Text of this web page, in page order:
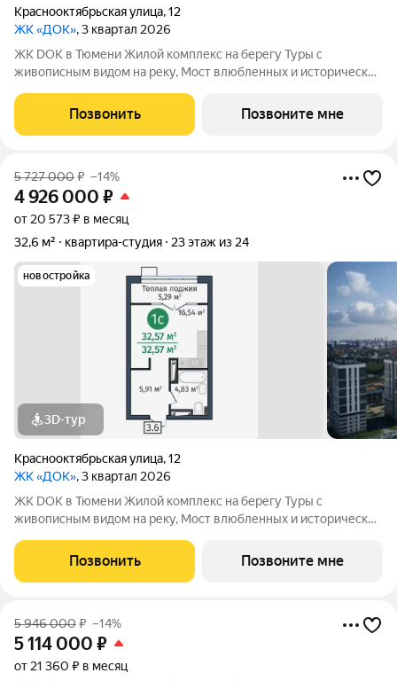
Краснооктябрьская улица,12
ЖК «ДОК», 3 квартал 2026
ЖК DOK в Тюмени Жилой комплекс на берегу Туры с
живописным видом на реку, Мост влюбленных и исторический
принципиально новой организацией общественных зон. Три
лепестка здания сходятся в большое
Позвонить Позвоните мне
5 727 000₽ –14%
4 926 000 ₽
от 20 573 ₽ в месяц
32,6 м²
квартира-студия 23 этаж из 24
новостройка
3D-тур
Краснооктябрьская улица,12
ЖК «ДОК», 3 квартал 2026
ЖК DOK в Тюмени Жилой комплекс на берегу Туры с
живописным видом на реку, Мост влюбленных и исторический
принципиально новой организацией общественных зон. Три
лепестка здания сходятся в большое
Позвонить Позвоните мне
5 946 000₽ –14%
5 114 000 ₽
от 21 360 ₽ в месяц